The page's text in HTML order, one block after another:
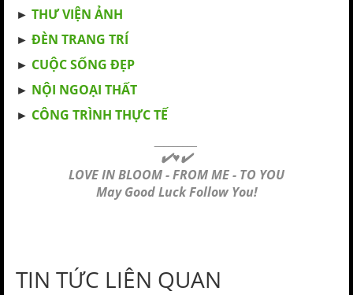
► THƯ VIỆN ẢNH
► ĐÈN TRANG TRÍ
► CUỘC SỐNG ĐẸP
► NỘI NGOẠI THẤT
► CÔNG TRÌNH THỰC TẾ
✔️♥✔️
LOVE IN BLOOM - FROM ME - TO YOU
May Good Luck Follow You!
TIN TỨC LIÊN QUAN